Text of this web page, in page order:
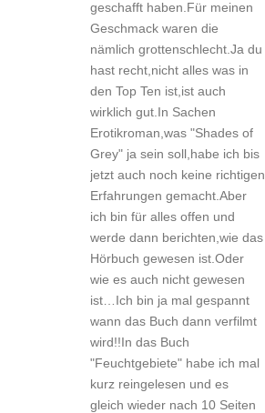
geschafft haben.Für meinen
Geschmack waren die
nämlich grottenschlecht.Ja du
hast recht,nicht alles was in
den Top Ten ist,ist auch
wirklich gut.In Sachen
Erotikroman,was "Shades of
Grey" ja sein soll,habe ich bis
jetzt auch noch keine richtigen
Erfahrungen gemacht.Aber
ich bin für alles offen und
werde dann berichten,wie das
Hörbuch gewesen ist.Oder
wie es auch nicht gewesen
ist…Ich bin ja mal gespannt
wann das Buch dann verfilmt
wird!!In das Buch
"Feuchtgebiete" habe ich mal
kurz reingelesen und es
gleich wieder nach 10 Seiten